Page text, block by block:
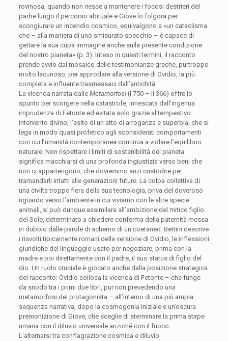
rovinosa, quando non riesce a mantenere i focosi destrieri del
padre lungo il percorso abituale e Giove lo folgora per
scongiurare un incendio cosmico, equivalgono a «un cataclisma
che – alla maniera di uno smisurato specchio – è capace di
gettare la sua cupa immagine anche sulla presente condizione
del nostro pianeta» (p. 3). Inteso in questi termini, il racconto
prende avvio dal mosaico delle testimonianze greche, purtroppo
molto lacunoso, per approdare alla versione di Ovidio, la più
completa e influente trasmessaci dall’antichità.
La vicenda narrata dalle Metamorfosi(I 750 – II 366) offre lo
spunto per scorgere nella catastrofe, innescata dall’ingenua
imprudenza di Fetonte ed evitata solo grazie al tempestivo
intervento divino, l’esito di un atto di arroganza e superbia, che si
lega in modo quasi profetico agli sconsiderati comportamenti
con cui l’umanità contemporanea continua a violare l’equilibrio
naturale. Non rispettare i limiti di sostenibilità del pianeta
significa macchiarsi di una profonda ingiustizia verso beni che
non ci appartengono, che dovremmo anzi custodire per
tramandarli intatti alle generazioni future. La colpa collettiva di
una civiltà troppo fiera della sua tecnologia, priva del doveroso
riguardo verso l’ambiente in cui viviamo con le altre specie
animali, si può dunque assimilare all’ambizione del mitico figlio
del Sole, determinato a chiedere conferma della paternità messa
in dubbio dalle parole di scherno di un coetaneo. Bettini descrive
i risvolti tipicamente romani della versione di Ovidio, le inflessioni
giuridiche del linguaggio usato per negoziare, prima con la
madre e poi direttamente con il padre, il suo status di figlio del
dio. Un ruolo cruciale è giocato anche dalla posizione strategica
del racconto: Ovidio colloca la vicenda di Fetonte – che funge
da snodo tra i primi due libri, pur non prevedendo una
metamorfosi del protagonista – all’interno di una più ampia
sequenza narrativa, dopo la cosmogonia iniziale e un’oscura
premonizione di Giove, che sceglie di sterminare la prima stirpe
umana con il diluvio universale anziché con il fuoco.
L’alternarsi tra conflagrazione cosmica e diluvio